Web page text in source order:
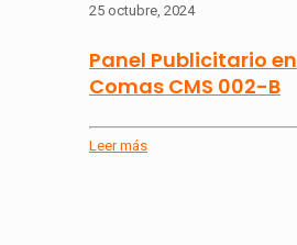
25 octubre, 2024
Panel Publicitario en
Comas CMS 002-B
Leer más